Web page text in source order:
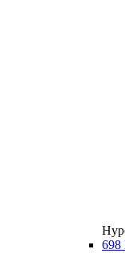
698